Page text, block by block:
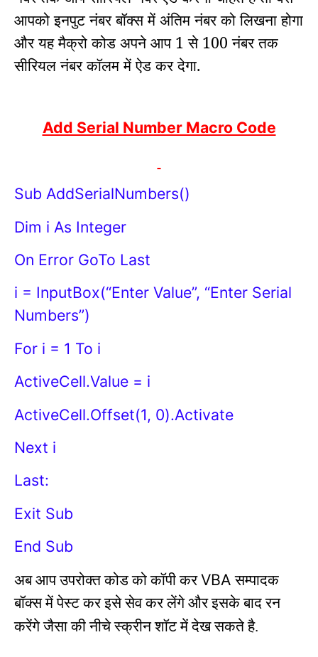
आपको इनपुट नंबर बॉक्स में अंतिम नंबर को लिखना होगा
और यह मैक्रो कोड अपने आप 1 से 100 नंबर तक
सीरियल नंबर कॉलम में ऐड कर देगा.
Add Serial Number Macro Code
Sub AddSerialNumbers()
Dim i As Integer
On Error GoTo Last
i = InputBox(“Enter Value”, “Enter Serial
Numbers”)
For i = 1 To i
ActiveCell.Value = i
ActiveCell.Offset(1, 0).Activate
Next i
Last:
Exit Sub
End Sub
अब आप उपरोक्त कोड को कॉपी करVBAसम्पादक
बॉक्स में पेस्ट कर इसे सेव कर लेंगे और इसके बाद रन
करेंगे जैसा की नीचे स्क्रीन शॉट में देख सकते है.